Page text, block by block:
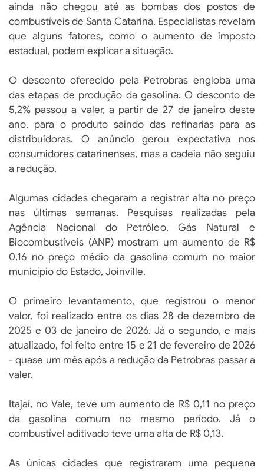
ainda não chegou até as bombas dos postos de
combustíveis de Santa Catarina. Especialistas revelam
que alguns fatores, como o aumento de imposto
estadual, podem explicar a situação.
O desconto oferecido pela Petrobras engloba uma
das etapas de produção da gasolina. O desconto de
5,2% passou a valer, a partir de 27 de janeiro deste
ano, para o produto saindo das refinarias para as
distribuidoras. O anúncio gerou expectativa nos
consumidores catarinenses, mas a cadeia não seguiu
a redução.
Algumas cidades chegaram a registrar alta no preço
nas últimas semanas. Pesquisas realizadas pela
Agência Nacional do Petróleo, Gás Natural e
Biocombustíveis (ANP) mostram um aumento de R$
0,16 no preço médio da gasolina comum no maior
município do Estado, Joinville.
O primeiro levantamento, que registrou o menor
valor, foi realizado entre os dias 28 de dezembro de
2025 e 03 de janeiro de 2026. Já o segundo, e mais
atualizado, foi feito entre 15 e 21 de fevereiro de 2026
- quase um mês após a redução da Petrobras passar a
valer.
Itajaí, no Vale, teve um aumento de R$ 0,11 no preço
da gasolina comum no mesmo período. Já o
combustível aditivado teve uma alta de R$ 0,13.
As únicas cidades que registraram uma pequena